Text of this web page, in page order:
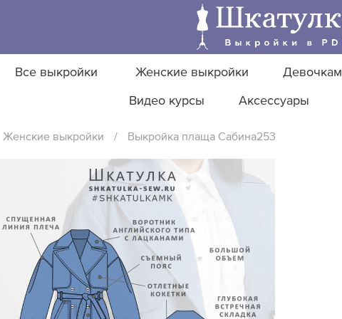
Все выкройки Женские выкройки Девочкам
Видео курсы Аксессуары
Женские выкройки / Выкройка плаща Сабина253